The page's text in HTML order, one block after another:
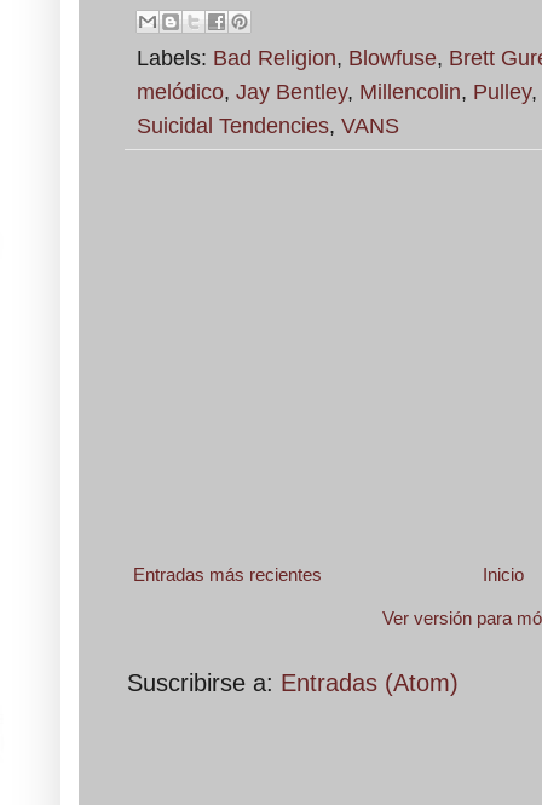
Labels: Bad Religion, Blowfuse, Brett
melódico, Jay Bentley, Millencolin, Pulley,
Suicidal Tendencies, VANS
Entradas más recientes Inicio
Ver versión para
Suscribirse a: Entradas (Atom)